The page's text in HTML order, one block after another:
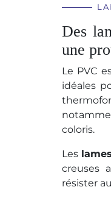
Des
une
Le PVC
idéales
coloris.
Les
creuses
résister